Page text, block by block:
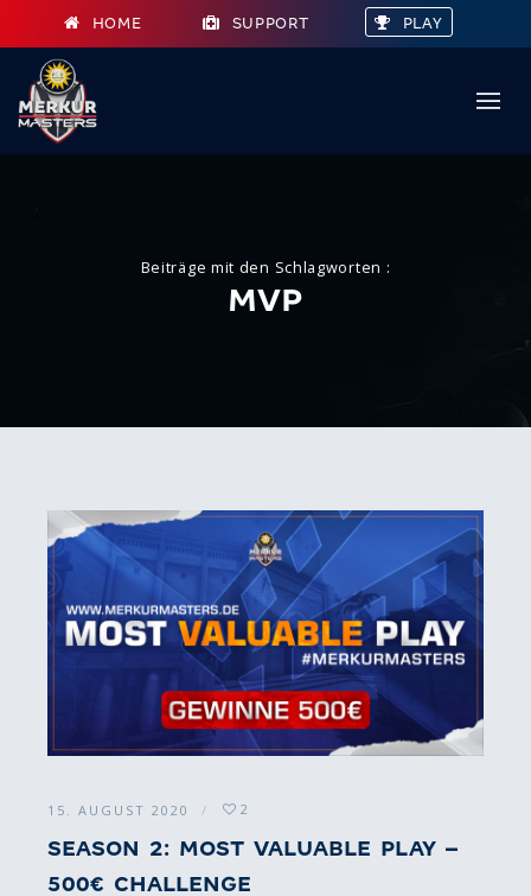
HOME SUPPORT PLAY
Beiträge mit den Schlagworten :
MVP
15. AUGUST 2020 2
SEASON 2: MOST VALUABLE PLAY –
500€ CHALLENGE